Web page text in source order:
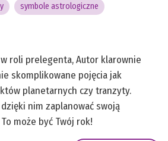
symbole astrologiczne
roli prelegenta, Autor klarownie
skomplikowane pojęcia jak
planetarnych czy tranzyty.
nim zaplanować swoją
może być Twój rok!